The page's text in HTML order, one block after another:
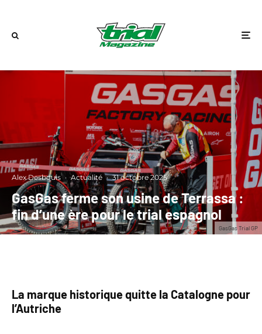
GasGas Trial GP
Alex Desbouis · Actualité · 31 octobre 2025
GasGas ferme son usine de Terrassa :
fin d’une ère pour le trial espagnol
La marque historique quitte la Catalogne pour
l’Autriche